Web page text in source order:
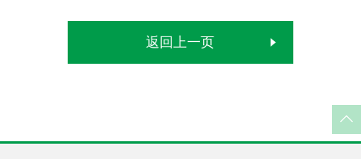
返回上一页